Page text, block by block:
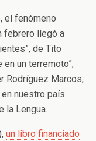
el fenómeno
febrero llegó a
de Tito
en un terremoto”,
Rodríguez Marcos,
nuestro país
la Lengua.
un libro financiado